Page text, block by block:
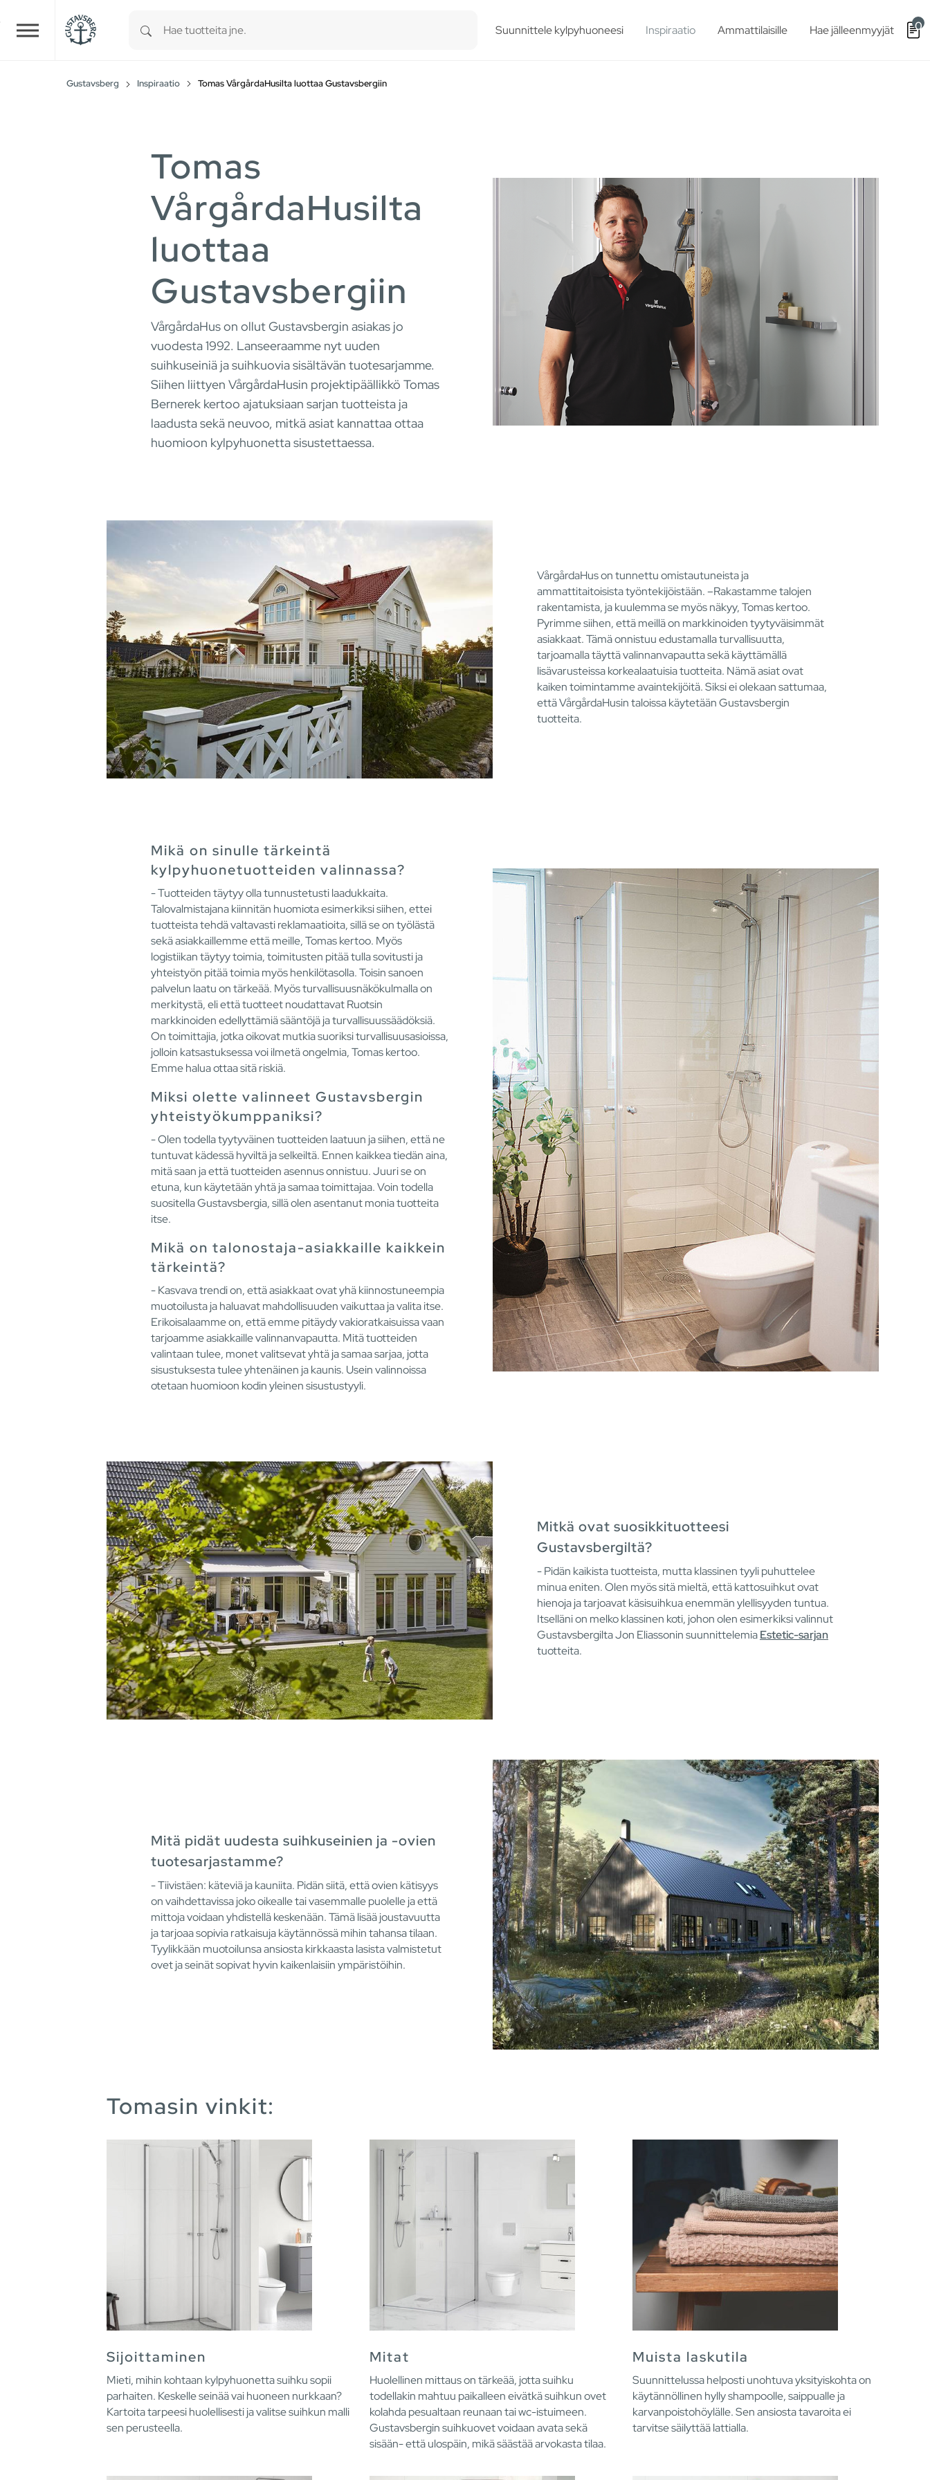
Skip to main content Suunnittele kylpyhuoneesi Inspiraatio Ammattilaisille Hae jälleenmyyjät 0
Gustavsberg Inspiraatio Tomas VårgårdaHusilta luottaa Gustavsbergiin
Tomas
VårgårdaHusilta
luottaa
Gustavsbergiin
VårgårdaHus on ollut Gustavsbergin asiakas jo
vuodesta 1992. Lanseeraamme nyt uuden
suihkuseiniä ja suihkuovia sisältävän tuotesarjamme.
Siihen liittyen VårgårdaHusin projektipäällikkö Tomas
Bernerek kertoo ajatuksiaan sarjan tuotteista ja
laadusta sekä neuvoo, mitkä asiat kannattaa ottaa
huomioon kylpyhuonetta sisustettaessa.
VårgårdaHus on tunnettu omistautuneista ja
ammattitaitoisista työntekijöistään. –Rakastamme talojen
rakentamista, ja kuulemma se myös näkyy, Tomas kertoo.
Pyrimme siihen, että meillä on markkinoiden tyytyväisimmät
asiakkaat. Tämä onnistuu edustamalla turvallisuutta,
tarjoamalla täyttä valinnanvapautta sekä käyttämällä
lisävarusteissa korkealaatuisia tuotteita. Nämä asiat ovat
kaiken toimintamme avaintekijöitä. Siksi ei olekaan sattumaa,
että VårgårdaHusin taloissa käytetään Gustavsbergin
tuotteita.
Mikä on sinulle tärkeintä
kylpyhuonetuotteiden valinnassa?
- Tuotteiden täytyy olla tunnustetusti laadukkaita.
Talovalmistajana kiinnitän huomiota esimerkiksi siihen, ettei
tuotteista tehdä valtavasti reklamaatioita, sillä se on työlästä
sekä asiakkaillemme että meille, Tomas kertoo. Myös
logistiikan täytyy toimia, toimitusten pitää tulla sovitusti ja
yhteistyön pitää toimia myös henkilötasolla. Toisin sanoen
palvelun laatu on tärkeää. Myös turvallisuusnäkökulmalla on
merkitystä, eli että tuotteet noudattavat Ruotsin
markkinoiden edellyttämiä sääntöjä ja turvallisuussäädöksiä.
On toimittajia, jotka oikovat mutkia suoriksi turvallisuusasioissa,
jolloin katsastuksessa voi ilmetä ongelmia, Tomas kertoo.
Emme halua ottaa sitä riskiä.
Miksi olette valinneet Gustavsbergin
yhteistyökumppaniksi?
- Olen todella tyytyväinen tuotteiden laatuun ja siihen, että ne
tuntuvat kädessä hyviltä ja selkeiltä. Ennen kaikkea tiedän aina,
mitä saan ja että tuotteiden asennus onnistuu. Juuri se on
etuna, kun käytetään yhtä ja samaa toimittajaa. Voin todella
suositella Gustavsbergia, sillä olen asentanut monia tuotteita
itse.
Mikä on talonostaja-asiakkaille kaikkein
tärkeintä?
- Kasvava trendi on, että asiakkaat ovat yhä kiinnostuneempia
muotoilusta ja haluavat mahdollisuuden vaikuttaa ja valita itse.
Erikoisalaamme on, että emme pitäydy vakioratkaisuissa vaan
tarjoamme asiakkaille valinnanvapautta. Mitä tuotteiden
valintaan tulee, monet valitsevat yhtä ja samaa sarjaa, jotta
sisustuksesta tulee yhtenäinen ja kaunis. Usein valinnoissa
otetaan huomioon kodin yleinen sisustustyyli.
Mitkä ovat suosikkituotteesi
Gustavsbergiltä?
- Pidän kaikista tuotteista, mutta klassinen tyyli puhuttelee
minua eniten. Olen myös sitä mieltä, että kattosuihkut ovat
hienoja ja tarjoavat käsisuihkua enemmän ylellisyyden tuntua.
Itselläni on melko klassinen koti, johon olen esimerkiksi valinnut
Gustavsbergilta Jon Eliassonin suunnittelemiaEstetic-sarjan
tuotteita.
Mitä pidät uudesta suihkuseinien ja -ovien
tuotesarjastamme?
- Tiivistäen: käteviä ja kauniita. Pidän siitä, että ovien kätisyys
on vaihdettavissa joko oikealle tai vasemmalle puolelle ja että
mittoja voidaan yhdistellä keskenään. Tämä lisää joustavuutta
ja tarjoaa sopivia ratkaisuja käytännössä mihin tahansa tilaan.
Tyylikkään muotoilunsa ansiosta kirkkaasta lasista valmistetut
ovet ja seinät sopivat hyvin kaikenlaisiin ympäristöihin.
Tomasin vinkit:
Sijoittaminen
Mieti, mihin kohtaan kylpyhuonetta suihku sopii
parhaiten. Keskelle seinää vai huoneen nurkkaan?
Kartoita tarpeesi huolellisesti ja valitse suihkun malli
sen perusteella.
Mitat
Huolellinen mittaus on tärkeää, jotta suihku
todellakin mahtuu paikalleen eivätkä suihkun ovet
kolahda pesualtaan reunaan tai wc-istuimeen.
Gustavsbergin suihkuovet voidaan avata sekä
sisään- että ulospäin, mikä säästää arvokasta tilaa.
Muista laskutila
Suunnittelussa helposti unohtuva yksityiskohta on
käytännöllinen hylly shampoolle, saippualle ja
karvanpoistohöylälle. Sen ansiosta tavaroita ei
tarvitse säilyttää lattialla.